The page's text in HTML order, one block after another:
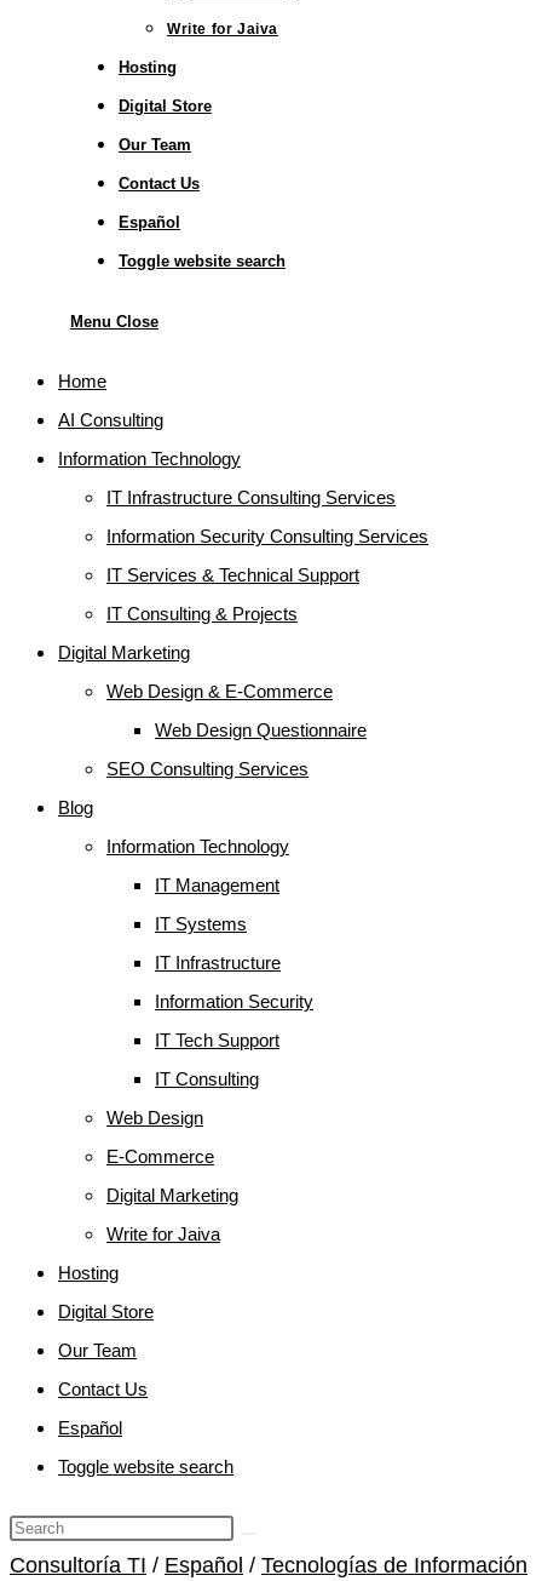
Write for Jaiva
Hosting
Digital Store
Our Team
Contact Us
Español
Toggle website search
Menu Close
Home
AI Consulting
Information Technology
IT Infrastructure Consulting Services
Information Security Consulting Services
IT Services & Technical Support
IT Consulting & Projects
Digital Marketing
Web Design & E-Commerce
Web Design Questionnaire
SEO Consulting Services
Blog
Information Technology
IT Management
IT Systems
IT Infrastructure
Information Security
IT Tech Support
IT Consulting
Web Design
E-Commerce
Digital Marketing
Write for Jaiva
Hosting
Digital Store
Our Team
Contact Us
Español
Toggle website search
Consultoría TI / Español / Tecnologías de Información